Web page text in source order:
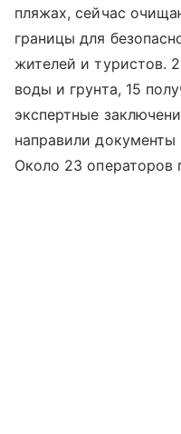
пляжах, сейчас
границы для
жителей и туристов.
воды и грунта, 15
экспертные
направили документы
Около 23 операторов